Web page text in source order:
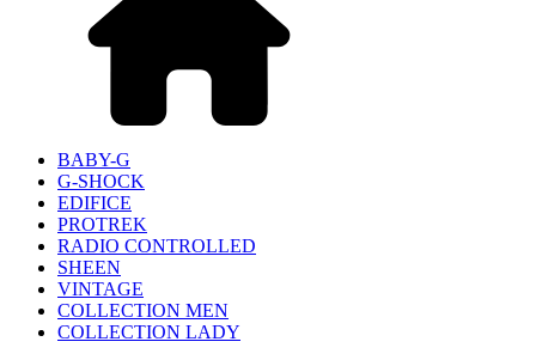
BABY-G
G-SHOCK
EDIFICE
PROTREK
RADIO CONTROLLED
SHEEN
VINTAGE
COLLECTION MEN
COLLECTION LADY